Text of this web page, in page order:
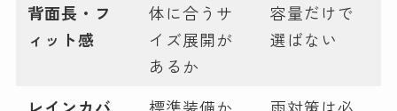
背面長・フ
ィット感
体に合うサ
イズ展開が
あるか
容量だけで
選ばない